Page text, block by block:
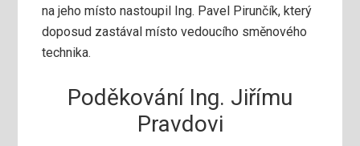
na jeho místo nastoupil Ing. Pavel Pirunčík, který
doposud zastával místo vedoucího směnového
technika.
Poděkování Ing. Jiřímu
Pravdovi